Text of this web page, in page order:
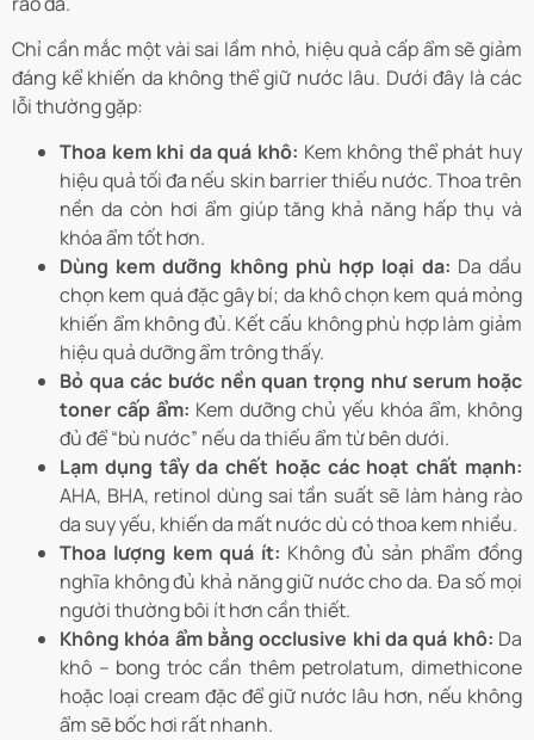
Chỉ cần mắc một vài sai lầm nhỏ, hiệu quả cấp ẩm sẽ giảm
đáng kể khiến da không thể giữ nước lâu. Dưới đây là các
lỗi thường gặp:
Thoa kem khi da quá khô: Kem không thể phát huy
hiệu quả tối đa nếu skin barrier thiếu nước. Thoa trên
nền da còn hơi ẩm giúp tăng khả năng hấp thụ và
khóa ẩm tốt hơn.
Dùng kem dưỡng không phù hợp loại da: Da dầu
chọn kem quá đặc gây bí; da khô chọn kem quá mỏng
khiến ẩm không đủ. Kết cấu không phù hợp làm giảm
hiệu quả dưỡng ẩm trông thấy.
Bỏ qua các bước nền quan trọng như serum hoặc
toner cấp ẩm: Kem dưỡng chủ yếu khóa ẩm, không
đủ để “bù nước” nếu da thiếu ẩm từ bên dưới.
Lạm dụng tẩy da chết hoặc các hoạt chất mạnh:
AHA, BHA, retinol dùng sai tần suất sẽ làm hàng rào
da suy yếu, khiến da mất nước dù có thoa kem nhiều.
Thoa lượng kem quá ít: Không đủ sản phẩm đồng
nghĩa không đủ khả năng giữ nước cho da. Đa số mọi
người thường bôi ít hơn cần thiết.
Không khóa ẩm bằng occlusive khi da quá khô: Da
khô – bong tróc cần thêm petrolatum, dimethicone
hoặc loại cream đặc để giữ nước lâu hơn, nếu không
ẩm sẽ bốc hơi rất nhanh.